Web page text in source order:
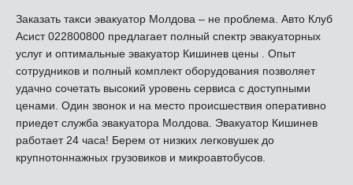
Заказать такси эвакуатор Молдова – не проблема. Авто Клуб
Асист 022800800 предлагает полный спектр эвакуаторных
услуг и оптимальные эвакуатор Кишинев цены . Опыт
сотрудников и полный комплект оборудования позволяет
удачно сочетать высокий уровень сервиса с доступными
ценами. Один звонок и на место происшествия оперативно
приедет служба эвакуатора Молдова. Эвакуатор Кишинев
работает 24 часа! Берем от низких легковушек до
крупнотоннажных грузовиков и микроавтобусов.